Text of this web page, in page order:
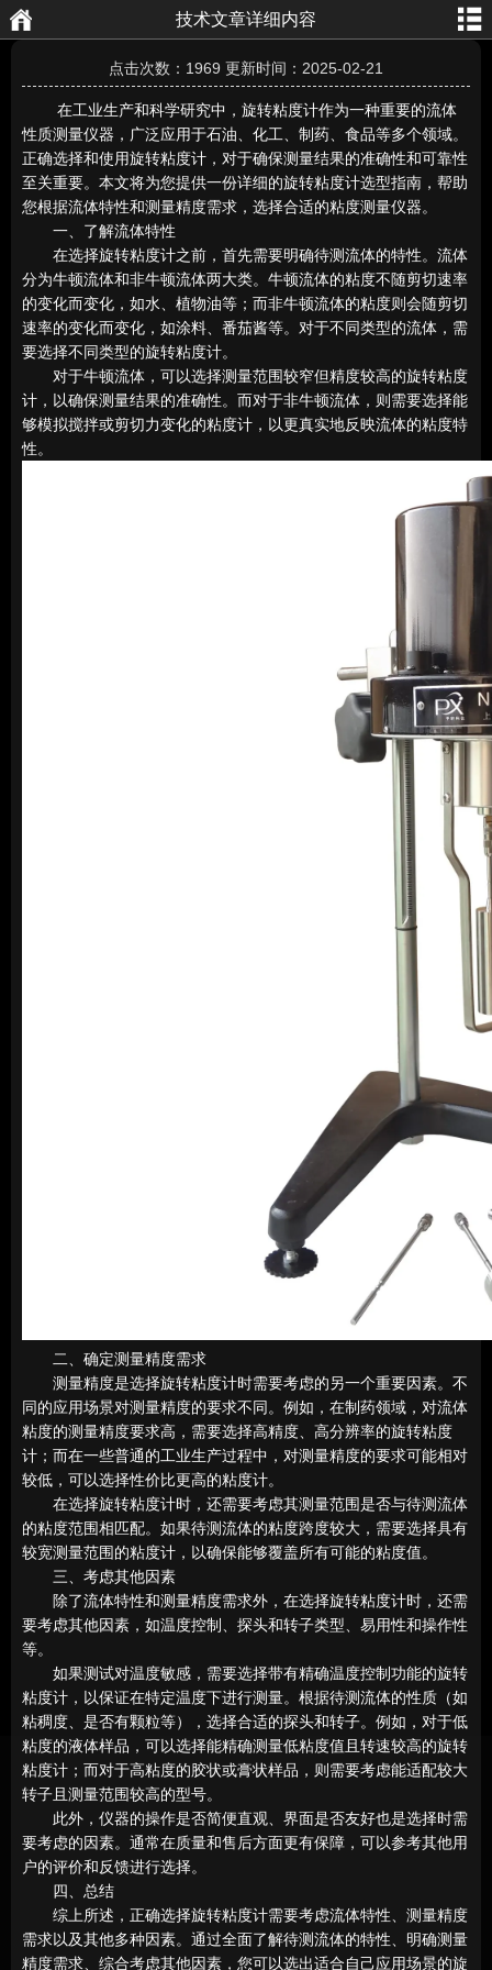
技术文章详细内容
点击次数：1969 更新时间：2025-02-21
在工业生产和科学研究中，旋转粘度计作为一种重要的流体
性质测量仪器，广泛应用于石油、化工、制药、食品等多个领域。
正确选择和使用旋转粘度计，对于确保测量结果的准确性和可靠性
至关重要。本文将为您提供一份详细的旋转粘度计选型指南，帮助
您根据流体特性和测量精度需求，选择合适的粘度测量仪器。
一、了解流体特性
在选择旋转粘度计之前，首先需要明确待测流体的特性。流体
分为牛顿流体和非牛顿流体两大类。牛顿流体的粘度不随剪切速率
的变化而变化，如水、植物油等；而非牛顿流体的粘度则会随剪切
速率的变化而变化，如涂料、番茄酱等。对于不同类型的流体，需
要选择不同类型的旋转粘度计。
对于牛顿流体，可以选择测量范围较窄但精度较高的旋转粘度
计，以确保测量结果的准确性。而对于非牛顿流体，则需要选择能
够模拟搅拌或剪切力变化的粘度计，以更真实地反映流体的粘度特
性。
二、确定测量精度需求
测量精度是选择旋转粘度计时需要考虑的另一个重要因素。不
同的应用场景对测量精度的要求不同。例如，在制药领域，对流体
粘度的测量精度要求高，需要选择高精度、高分辨率的旋转粘度
计；而在一些普通的工业生产过程中，对测量精度的要求可能相对
较低，可以选择性价比更高的粘度计。
在选择旋转粘度计时，还需要考虑其测量范围是否与待测流体
的粘度范围相匹配。如果待测流体的粘度跨度较大，需要选择具有
较宽测量范围的粘度计，以确保能够覆盖所有可能的粘度值。
三、考虑其他因素
除了流体特性和测量精度需求外，在选择旋转粘度计时，还需
要考虑其他因素，如温度控制、探头和转子类型、易用性和操作性
等。
如果测试对温度敏感，需要选择带有精确温度控制功能的旋转
粘度计，以保证在特定温度下进行测量。根据待测流体的性质（如
粘稠度、是否有颗粒等），选择合适的探头和转子。例如，对于低
粘度的液体样品，可以选择能精确测量低粘度值且转速较高的旋转
粘度计；而对于高粘度的胶状或膏状样品，则需要考虑能适配较大
转子且测量范围较高的型号。
此外，仪器的操作是否简便直观、界面是否友好也是选择时需
要考虑的因素。通常在质量和售后方面更有保障，可以参考其他用
户的评价和反馈进行选择。
四、总结
综上所述，正确选择旋转粘度计需要考虑流体特性、测量精度
需求以及其他多种因素。通过全面了解待测流体的特性、明确测量
精度需求、综合考虑其他因素，您可以选出适合自己应用场景的旋